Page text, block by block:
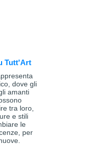
Tutt'Art
dove gli
amanti
tra loro,
e stili
le
per